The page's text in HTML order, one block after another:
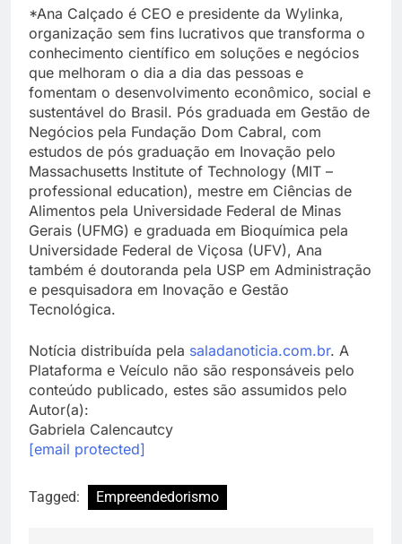
*Ana Calçado é CEO e presidente da Wylinka,
organização sem fins lucrativos que transforma o
conhecimento científico em soluções e negócios
que melhoram o dia a dia das pessoas e
fomentam o desenvolvimento econômico, social e
sustentável do Brasil. Pós graduada em Gestão de
Negócios pela Fundação Dom Cabral, com
estudos de pós graduação em Inovação pelo
Massachusetts Institute of Technology (MIT –
professional education), mestre em Ciências de
Alimentos pela Universidade Federal de Minas
Gerais (UFMG) e graduada em Bioquímica pela
Universidade Federal de Viçosa (UFV), Ana
também é doutoranda pela USP em Administração
e pesquisadora em Inovação e Gestão
Tecnológica.
Notícia distribuída pela saladanoticia.com.br. A
Plataforma e Veículo não são responsáveis pelo
conteúdo publicado, estes são assumidos pelo
Autor(a):
Gabriela Calencautcy
[email protected]
Tagged: Empreendedorismo